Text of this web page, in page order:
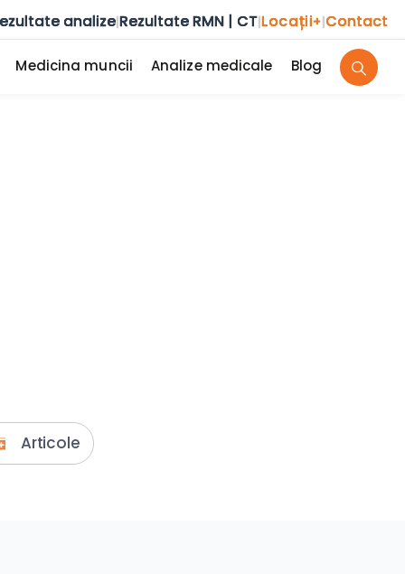
analize|Rezultate RMN | CT|Locații+|Contact
Medicina muncii Analize medicale Blog
Articole